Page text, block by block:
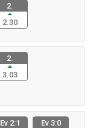
2.
2.30
2.
3.03
Ev 2:1
Ev 3:0